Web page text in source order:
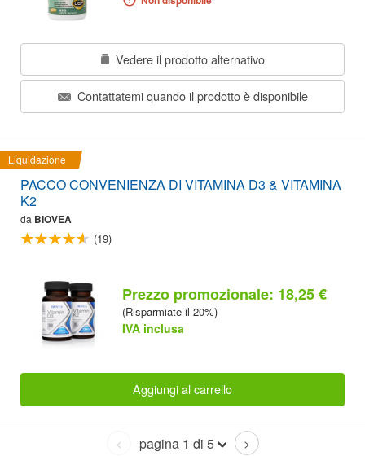
Vedere il prodotto alternativo
Contattatemi quando il prodotto è disponibile
Liquidazione
PACCO CONVENIENZA DI VITAMINA D3 & VITAMINA
K2
da BIOVEA
(19)
Prezzo promozionale: 18,25 €
(Risparmiate il 20%)
IVA inclusa
Aggiungi al carrello
< pagina 1 di 5 >